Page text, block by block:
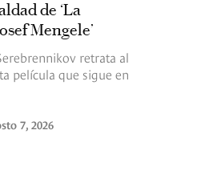
de ‘La
Mengele’
retrata al
película que sigue en
7, 2026